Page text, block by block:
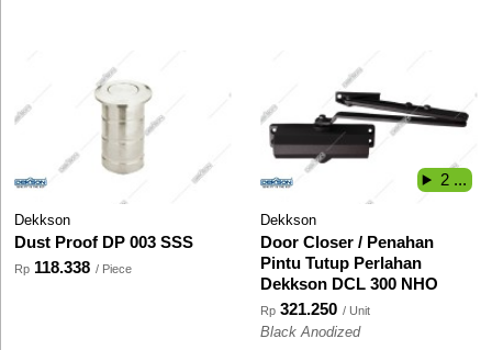
Dekkson
Dust Proof DP 003 SSS
Rp 118.338 / Piece
Dekkson
Door Closer / Penahan
Pintu Tutup Perlahan
Dekkson DCL 300 NHO
Rp 321.250 / Unit
Black Anodized
2 ...